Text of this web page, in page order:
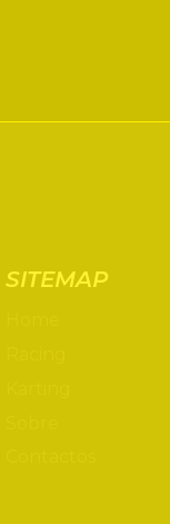
SITEMAP